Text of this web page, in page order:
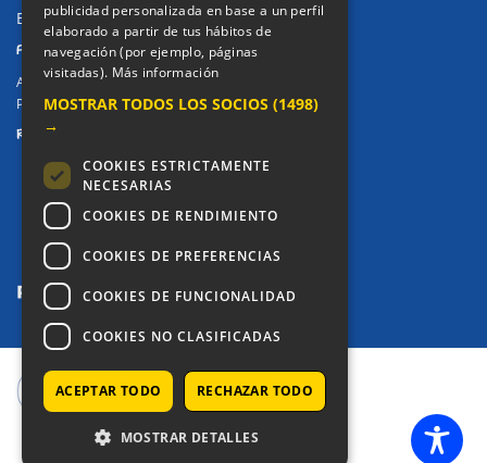
Buzón denuncia drogas CM
PRIVACIDAD
Aviso legal / Política de privacidad
Política de Cookies
REDES SOCIALES
COPYRIGHT © 2025 - COLEGIO ALKOR
SETUP MENUS IN ADMIN PANEL
publicidad personalizada en base a un perfil
elaborado a partir de tus hábitos de
navegación (por ejemplo, páginas
visitadas). Más información
MOSTRAR TODOS LOS SOCIOS (1498)
→
COOKIES ESTRICTAMENTE
NECESARIAS
COOKIES DE RENDIMIENTO
COOKIES DE PREFERENCIAS
COOKIES DE FUNCIONALIDAD
COOKIES NO CLASIFICADAS
ACEPTAR TODO RECHAZAR TODO
MOSTRAR DETALLES